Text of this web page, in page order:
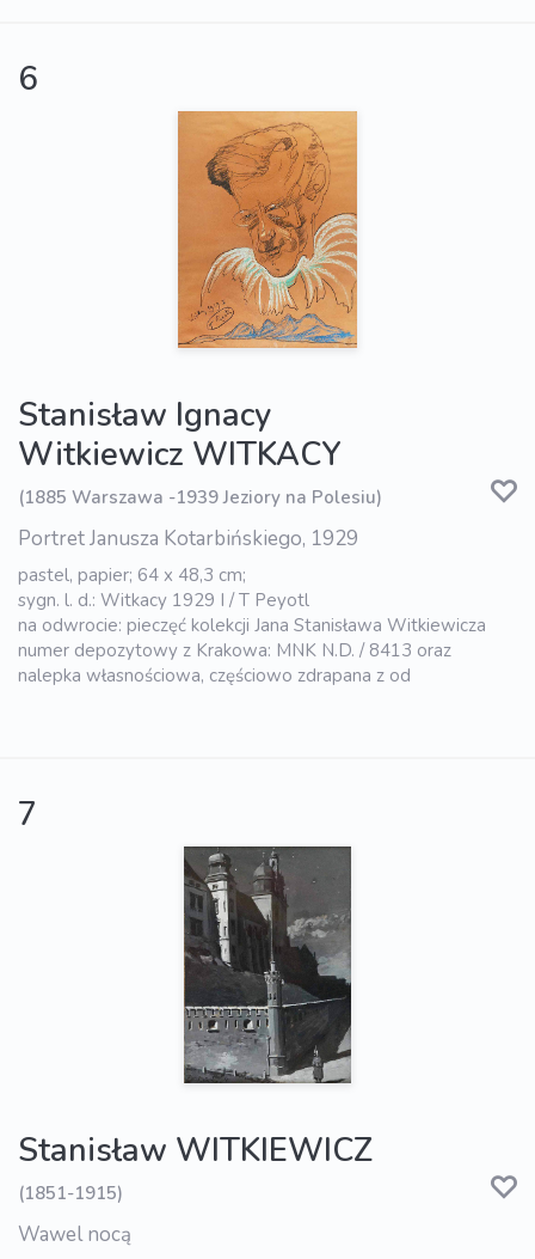
6
Stanisław Ignacy
Witkiewicz WITKACY
(1885 Warszawa -1939 Jeziory na Polesiu)
Portret Janusza Kotarbińskiego, 1929
pastel, papier; 64 x 48,3 cm;
sygn. l. d.: Witkacy 1929 I / T Peyotl
na odwrocie: pieczęć kolekcji Jana Stanisława Witkiewicza
numer depozytowy z Krakowa: MNK N.D. / 8413 oraz
nalepka własnościowa, częściowo zdrapana z od
7
Stanisław WITKIEWICZ
(1851-1915)
Wawel nocą